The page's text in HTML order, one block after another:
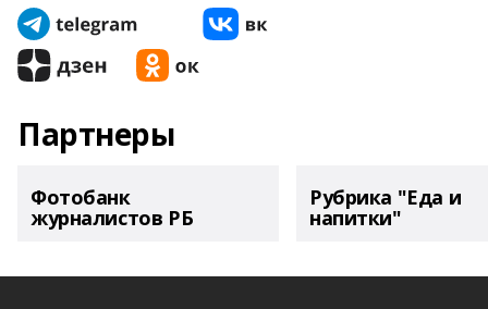
Партнеры
Фотобанк
журналистов РБ
Рубрика "Еда и
напитки"